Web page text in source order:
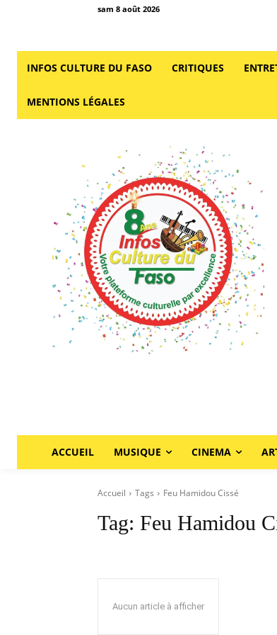
sam 8 août 2026
INFOS CULTURE DU FASO CRITIQUES
MENTIONS LÉGALES
ACCUEIL MUSIQUE CINEMA
Accueil Tags Feu Hamidou Cissé
Tag: Feu Hamidou
Aucun article à afficher